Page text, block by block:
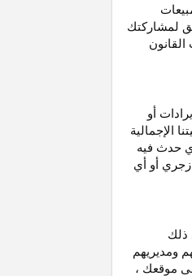
لمشاركتك
القانون
أو
الإجمالية
حدث فيه
أو أي
ذلك
ومديريهم
موقعك ،